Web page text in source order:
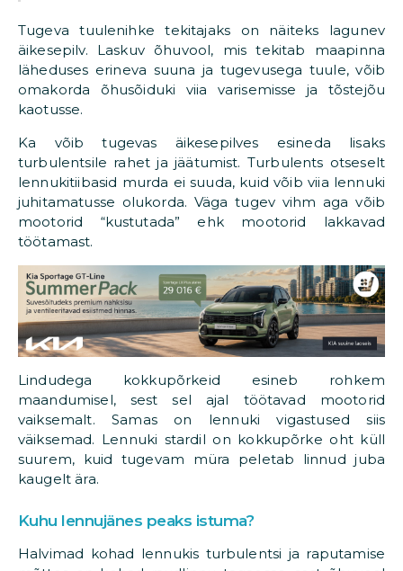
Tugeva tuulenihke tekitajaks on näiteks lagunev
äikesepilv. Laskuv õhuvool, mis tekitab maapinna
läheduses erineva suuna ja tugevusega tuule, võib
omakorda õhusõiduki viia varisemisse ja tõstejõu
kaotusse.
Ka võib tugevas äikesepilves esineda lisaks
turbulentsile rahet ja jäätumist. Turbulents otseselt
lennukitiibasid murda ei suuda, kuid võib viia lennuki
juhitamatusse olukorda. Väga tugev vihm aga võib
mootorid “kustutada” ehk mootorid lakkavad
töötamast.
Lindudega kokkupõrkeid esineb rohkem
maandumisel, sest sel ajal töötavad mootorid
vaiksemalt. Samas on lennuki vigastused siis
väiksemad. Lennuki stardil on kokkupõrke oht küll
suurem, kuid tugevam müra peletab linnud juba
kaugelt ära.
Kuhu lennujänes peaks istuma?
Halvimad kohad lennukis turbulentsi ja raputamise